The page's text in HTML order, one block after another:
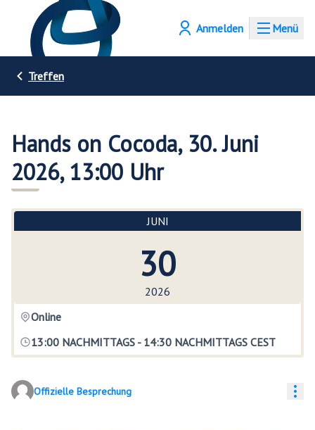
Menü
Anmelden
Treffen
Hands on Cocoda, 30. Juni
2026, 13:00 Uhr
JUNI
30
2026
Online
13:00 NACHMITTAGS - 14:30 NACHMITTAGS CEST
Offizielle Besprechung